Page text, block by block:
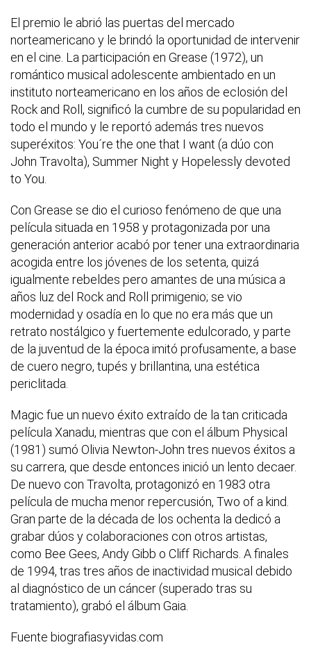
El premio le abrió las puertas del mercado
norteamericano y le brindó la oportunidad de intervenir
en el cine. La participación en Grease (1972), un
romántico musical adolescente ambientado en un
instituto norteamericano en los años de eclosión del
Rock and Roll, significó la cumbre de su popularidad en
todo el mundo y le reportó además tres nuevos
superéxitos: You´re the one that I want (a dúo con
John Travolta), Summer Night y Hopelessly devoted
to You.
Con Grease se dio el curioso fenómeno de que una
película situada en 1958 y protagonizada por una
generación anterior acabó por tener una extraordinaria
acogida entre los jóvenes de los setenta, quizá
igualmente rebeldes pero amantes de una música a
años luz del Rock and Roll primigenio; se vio
modernidad y osadía en lo que no era más que un
retrato nostálgico y fuertemente edulcorado, y parte
de la juventud de la época imitó profusamente, a base
de cuero negro, tupés y brillantina, una estética
periclitada.
Magic fue un nuevo éxito extraído de la tan criticada
película Xanadu, mientras que con el álbum Physical
(1981) sumó Olivia Newton-John tres nuevos éxitos a
su carrera, que desde entonces inició un lento decaer.
De nuevo con Travolta, protagonizó en 1983 otra
película de mucha menor repercusión, Two of a kind.
Gran parte de la década de los ochenta la dedicó a
grabar dúos y colaboraciones con otros artistas,
como Bee Gees, Andy Gibb o Cliff Richards. A finales
de 1994, tras tres años de inactividad musical debido
al diagnóstico de un cáncer (superado tras su
tratamiento), grabó el álbum Gaia.
Fuente biografiasyvidas.com